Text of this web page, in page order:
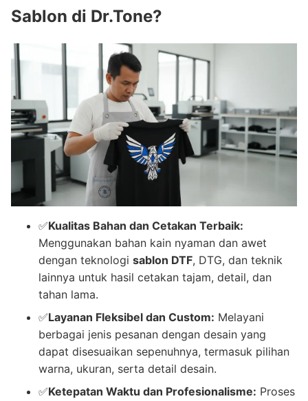
Sablon di Dr.Tone?
✅Kualitas Bahan dan Cetakan Terbaik:
Menggunakan bahan kain nyaman dan awet
dengan teknologi sablon DTF, DTG, dan teknik
lainnya untuk hasil cetakan tajam, detail, dan
tahan lama.
✅Layanan Fleksibel dan Custom: Melayani
berbagai jenis pesanan dengan desain yang
dapat disesuaikan sepenuhnya, termasuk pilihan
warna, ukuran, serta detail desain.
✅Ketepatan Waktu dan Profesionalisme: Proses